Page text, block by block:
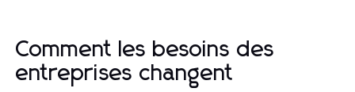
Comment les besoins des
entreprises changent